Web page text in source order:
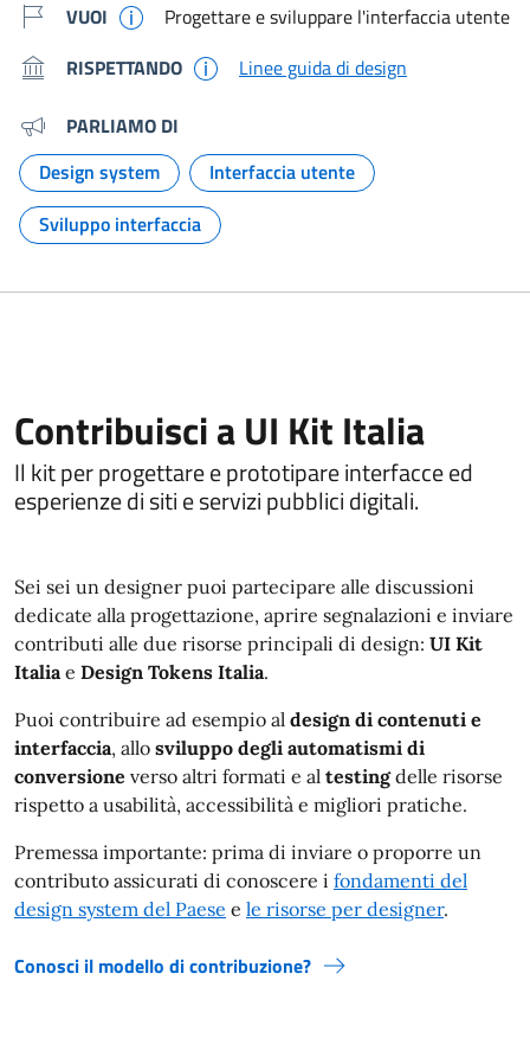
VUOI
Progettare e sviluppare l'interfaccia utente
RISPETTANDO
Linee guida di design
PARLIAMO DI
Argomento:
Design system
Argomento:
Interfaccia utente
Argomento:
Sviluppo interfaccia
Contribuisci a UI Kit Italia
Il kit per progettare e prototipare interfacce ed
esperienze di siti e servizi pubblici digitali.
Sei sei un designer puoi partecipare alle discussioni
dedicate alla progettazione, aprire segnalazioni e inviare
contributi alle due risorse principali di design: UI Kit
Italiae Design Tokens Italia.
Puoi contribuire ad esempio al design di contenuti e
interfaccia, allo sviluppo degli automatismi di
conversione verso altri formati e al testingdelle risorse
rispetto a usabilità, accessibilità e migliori pratiche.
Premessa importante: prima di inviare o proporre un
contributo assicurati di conoscere i fondamenti del
design system del Paese e le risorse per designer.
Conosci il modello di contribuzione?